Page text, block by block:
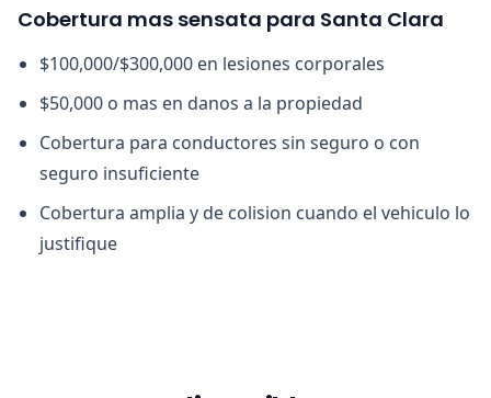
Cobertura mas sensata para Santa Clara
$100,000/$300,000 en lesiones corporales
$50,000 o mas en danos a la propiedad
Cobertura para conductores sin seguro o con
seguro insuficiente
Cobertura amplia y de colision cuando el vehiculo lo
justifique